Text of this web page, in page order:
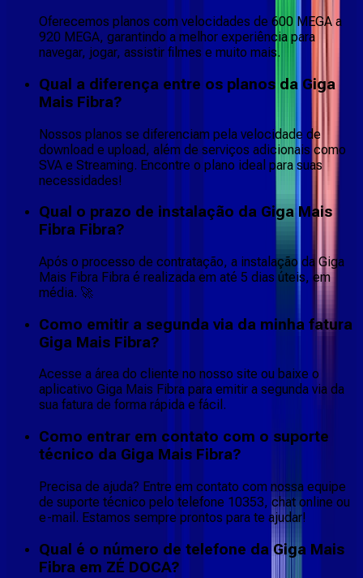
Oferecemos planos com velocidades de 600 MEGA a
920 MEGA, garantindo a melhor experiência para
navegar, jogar, assistir filmes e muito mais.
Qual a diferença entre os planos da Giga
Mais Fibra?
Nossos planos se diferenciam pela velocidade de
download e upload, além de serviços adicionais como
SVA e Streaming. Encontre o plano ideal para suas
necessidades!
Qual o prazo de instalação da Giga Mais
Fibra Fibra?
Após o processo de contratação, a instalação da Giga
Mais Fibra Fibra é realizada em até 5 dias úteis, em
média. 🚀
Como emitir a segunda via da minha fatura
Giga Mais Fibra?
Acesse a área do cliente no nosso site ou baixe o
aplicativo Giga Mais Fibra para emitir a segunda via da
sua fatura de forma rápida e fácil.
Como entrar em contato com o suporte
técnico da Giga Mais Fibra?
Precisa de ajuda? Entre em contato com nossa equipe
de suporte técnico pelo telefone 10353, chat online ou
e-mail. Estamos sempre prontos para te ajudar!
Qual é o número de telefone da Giga Mais
Fibra em ZÉ DOCA?